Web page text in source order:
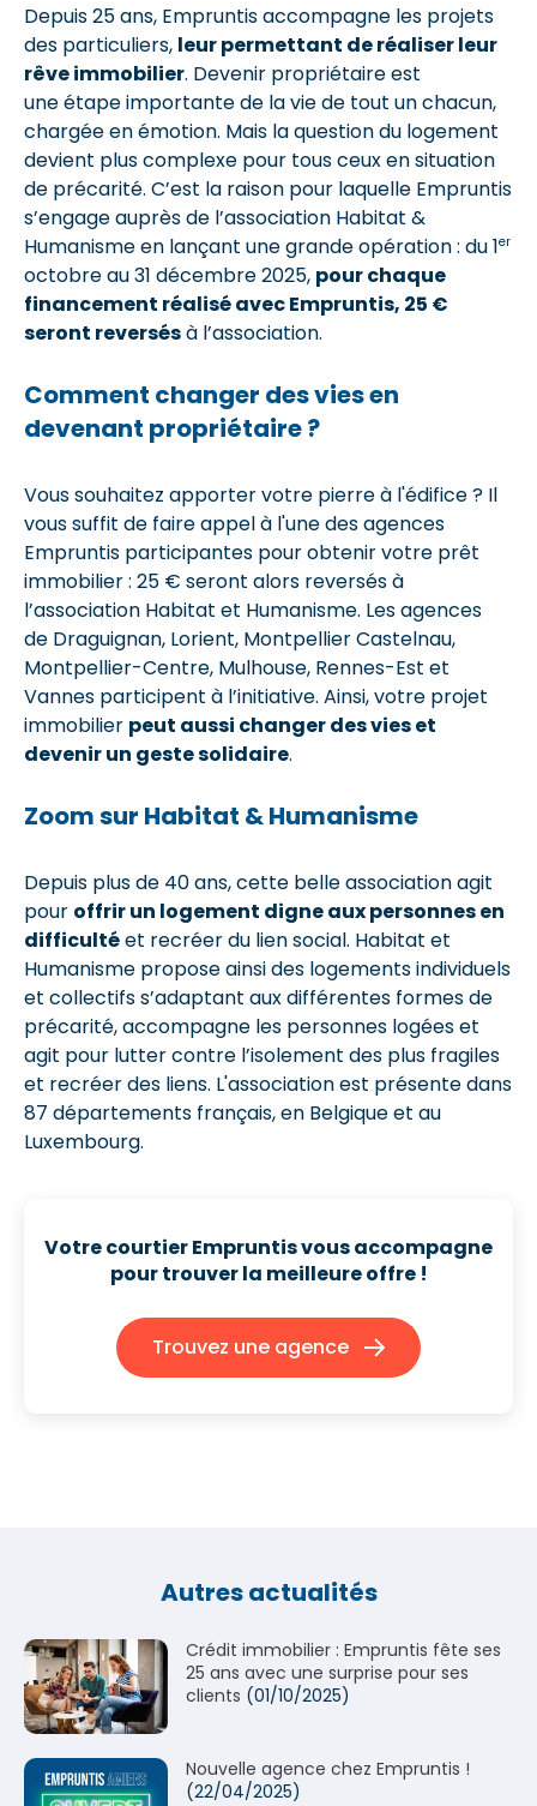
Depuis 25 ans, Empruntis accompagne les projets
des particuliers, leur permettant de réaliser leur
rêve immobilier. Devenir propriétaire est
une étape importante de la vie de tout un chacun,
chargée en émotion. Mais la question du logement
devient plus complexe pour tous ceux en situation
de précarité. C’est la raison pour laquelle Empruntis
s’engage auprès de l’association Habitat &
Humanisme en lançant une grande opération : du 1er
octobre au 31 décembre 2025, pour chaque
financement réalisé avec Empruntis, 25 €
seront reversésà l’association.
Comment changer des vies en
devenant propriétaire ?
Vous souhaitez apporter votre pierre à l'édifice ? Il
vous suffit de faire appel à l'une des agences
Empruntis participantes pour obtenir votre prêt
immobilier : 25 € seront alors reversés à
l’association Habitat et Humanisme. Les agences
de Draguignan, Lorient, Montpellier Castelnau,
Montpellier-Centre, Mulhouse, Rennes-Est et
Vannes participent à l’initiative. Ainsi, votre projet
immobilier peut aussi changer des vies et
devenir un geste solidaire.
Zoom sur Habitat & Humanisme
Depuis plus de 40 ans, cette belle association agit
pour offrir un logement digne aux personnes en
difficultéet recréer du lien social. Habitat et
Humanisme propose ainsi des logements individuels
et collectifs s’adaptant aux différentes formes de
précarité, accompagne les personnes logées et
agit pour lutter contre l’isolement des plus fragiles
et recréer des liens. L'association est présente dans
87 départements français, en Belgique et au
Luxembourg.
Votre courtier Empruntis vous accompagne
pour trouver la meilleure offre !
Trouvez une agence
Autres actualités
Crédit immobilier : Empruntis fête ses
25 ans avec une surprise pour ses
clients (01/10/2025)
Nouvelle agence chez Empruntis !
(22/04/2025)